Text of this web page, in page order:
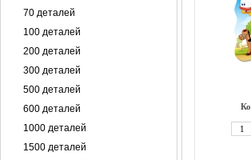
70 деталей
100 деталей
200 деталей
300 деталей
500 деталей
600 деталей
1000 деталей
1500 деталей